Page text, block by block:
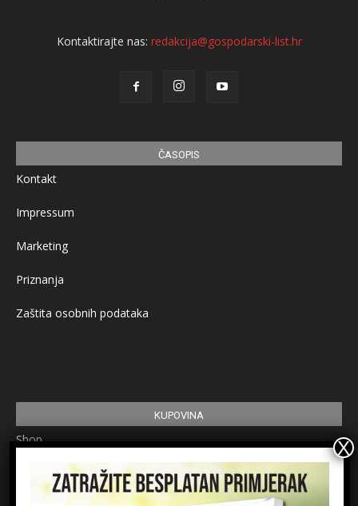
Kontaktirajte nas: redakcija@gospodarski-list.hr
ČASOPIS
Kontakt
Impressum
Marketing
Priznanja
Zaštita osobnih podataka
KUPOVINA
Shop
Pretplata